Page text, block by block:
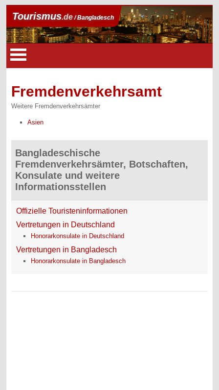
Tourismus.de/ Bangladesch
Fremdenverkehrsamt
Weitere Fremdenverkehrsämter
Asien
Bangladeschische
Fremdenverkehrsämter, Botschaften,
Konsulate und weitere
Informationsstellen
Offizielle Touristeninformationen
Vertretungen in Deutschland
Honorarkonsulate in Deutschland
Vertretungen in Bangladesch
Honorarkonsulate in Bangladesch